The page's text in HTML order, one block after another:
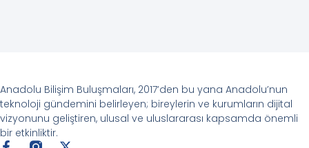
Anadolu Bilişim Buluşmaları, 2017’den bu yana Anadolu’nun
teknoloji gündemini belirleyen; bireylerin ve kurumların dijital
vizyonunu geliştiren, ulusal ve uluslararası kapsamda önemli
bir etkinliktir.